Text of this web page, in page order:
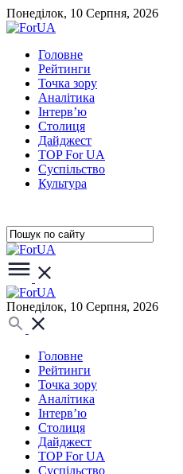
Понеділок, 10 Серпня, 2026
Головне
Рейтинги
Точка зору
Аналітика
Інтерв’ю
Столиця
Дайджест
TOP For UA
Суспiльство
Культура
Понеділок, 10 Серпня, 2026
Головне
Рейтинги
Точка зору
Аналітика
Інтерв’ю
Столиця
Дайджест
TOP For UA
Суспiльство